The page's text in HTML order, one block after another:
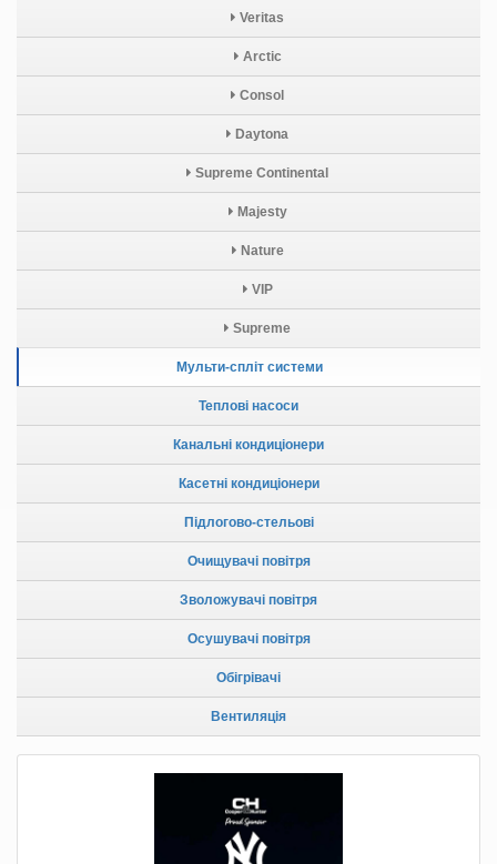
Veritas
Arctic
Consol
Daytona
Supreme Continental
Majesty
Nature
VIP
Supreme
Мульти-спліт системи
Теплові насоси
Канальні кондиціонери
Касетні кондиціонери
Підлогово-стельові
Очищувачі повітря
Зволожувачі повітря
Осушувачі повітря
Обігрівачі
Вентиляція